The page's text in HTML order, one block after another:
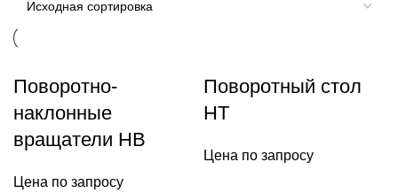
Поворотно-
наклонные
вращатели HB
Цена по запросу
Поворотный стол
HT
Цена по запросу